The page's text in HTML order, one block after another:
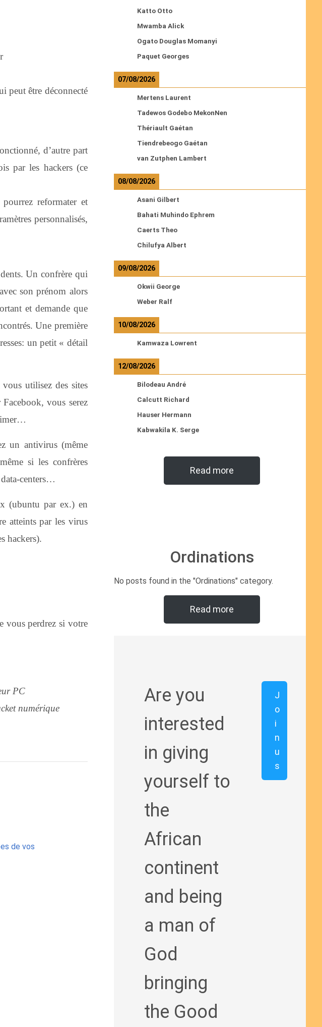
peut être déconnecté
d’autre part
par les hackers (ce
reformater et
personnalisés,
Un confrère qui
son prénom alors
et demande que
Une première
un petit « détail
utilisez des sites
vous serez
un antivirus (même
si les confrères
centers…
(ubuntu par ex.) en
atteints par les virus
hackers).
vous perdrez si votre
PC
numérique
de vos
Katto Otto
Mwamba Alick
Ogato Douglas Momanyi
Paquet Georges
07/08/2026
Mertens Laurent
Tadewos Godebo MekonNen
Thériault Gaétan
Tiendrebeogo Gaétan
van Zutphen Lambert
08/08/2026
Asani Gilbert
Bahati Muhindo Ephrem
Caerts Theo
Chilufya Albert
09/08/2026
Okwii George
Weber Ralf
10/08/2026
Kamwaza Lowrent
12/08/2026
Bilodeau André
Calcutt Richard
Hauser Hermann
Kabwakila K. Serge
Read more
Ordinations
No posts found in the "Ordinations" category.
Read more
Are you
interested
in giving
yourself to
the
African
continent
and being
a man of
God
bringing
the Good
J
o
i
n
u
s